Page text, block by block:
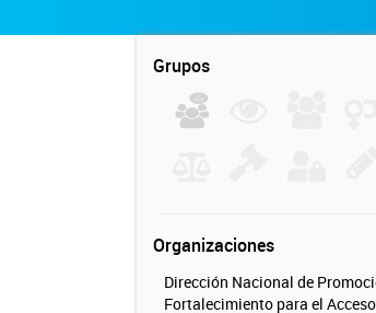
Grupos
Organizaciones
Dirección Nacional de
Fortalecimiento para el